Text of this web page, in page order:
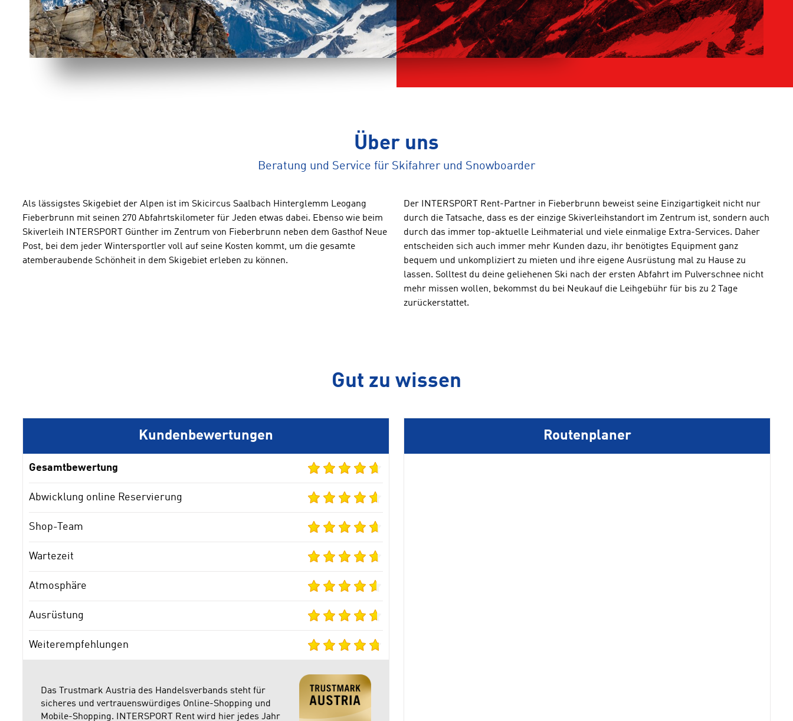
Über uns
Beratung und Service für Skifahrer und Snowboarder
Als lässigstes Skigebiet der Alpen ist im Skicircus Saalbach Hinterglemm Leogang
Fieberbrunn mit seinen 270 Abfahrtskilometer für Jeden etwas dabei. Ebenso wie beim
Skiverleih INTERSPORT Günther im Zentrum von Fieberbrunn neben dem Gasthof Neue
Post, bei dem jeder Wintersportler voll auf seine Kosten kommt, um die gesamte
atemberaubende Schönheit in dem Skigebiet erleben zu können.
Der INTERSPORT Rent-Partner in Fieberbrunn beweist seine Einzigartigkeit nicht nur
durch die Tatsache, dass es der einzige Skiverleihstandort im Zentrum ist, sondern auch
durch das immer top-aktuelle Leihmaterial und viele einmalige Extra-Services. Daher
entscheiden sich auch immer mehr Kunden dazu, ihr benötigtes Equipment ganz
bequem und unkompliziert zu mieten und ihre eigene Ausrüstung mal zu Hause zu
lassen. Solltest du deine geliehenen Ski nach der ersten Abfahrt im Pulverschnee nicht
mehr missen wollen, bekommst du bei Neukauf die Leihgebühr für bis zu 2 Tage
zurückerstattet.
Gut zu wissen
Kundenbewertungen
Gesamtbewertung
Abwicklung online Reservierung
Shop-Team
Wartezeit
Atmosphäre
Ausrüstung
Weiterempfehlungen
Das Trustmark Austria des Handelsverbands steht für
sicheres und vertrauenswürdiges Online-Shopping und
Mobile-Shopping. INTERSPORT Rent wird hier jedes Jahr
Routenplaner